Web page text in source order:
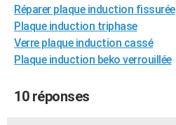
BONS PLANS
CARTE DE VOEUX
Carte de Noël
Carte Bonne année
Carte Saint-Valentin
Carte Pâques
Carte d'anniversaire
DICTIONNAIRE
Dictionnaire
Biographies
Citations
Expressions
Proverbes
PROGRAMME TV
Réparer plaque induction fissurée
Plaque induction triphase
Verre plaque induction cassé
Plaque induction beko verrouillée
10 réponses